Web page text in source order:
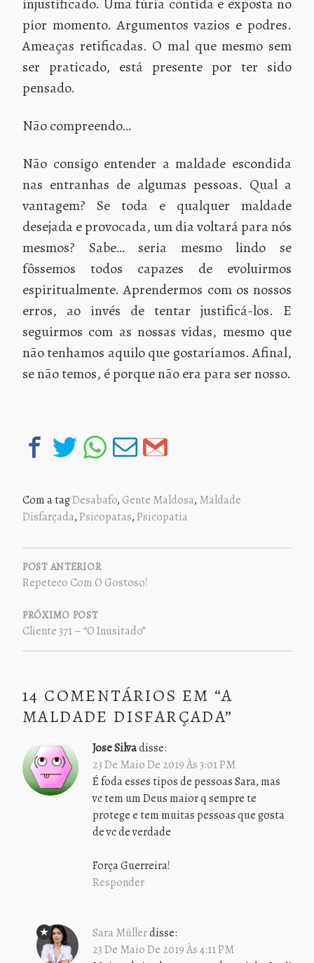
injustificado. Uma fúria contida e exposta no
pior momento. Argumentos vazios e podres.
Ameaças retificadas. O mal que mesmo sem
ser praticado, está presente por ter sido
pensado.
Não compreendo…
Não consigo entender a maldade escondida
nas entranhas de algumas pessoas. Qual a
vantagem? Se toda e qualquer maldade
desejada e provocada, um dia voltará para nós
mesmos? Sabe… seria mesmo lindo se
fôssemos todos capazes de evoluirmos
espiritualmente. Aprendermos com os nossos
erros, ao invés de tentar justificá-los. E
seguirmos com as nossas vidas, mesmo que
não tenhamos aquilo que gostaríamos. Afinal,
se não temos, é porque não era para ser nosso.
Com a tagDesabafo, Gente Maldosa, Maldade
Disfarçada,Psicopatas,Psicopatia
NAVEGAÇÃO
DE
POST
POST ANTERIOR
Repeteco Com O Gostoso!
PRÓXIMO POST
Cliente 371 – “O Inusitado”
14 COMENTÁRIOS EM “A
MALDADE DISFARÇADA”
Jose Silvadisse:
23 De Maio De 2019 Às 3:01 PM
É foda esses tipos de pessoas Sara, mas
vc tem um Deus maior q sempre te
protege e tem muitas pessoas que gosta
de vc de verdade
Força Guerreira!
Responder
Sara Müllerdisse:
23 De Maio De 2019 Às 4:11 PM